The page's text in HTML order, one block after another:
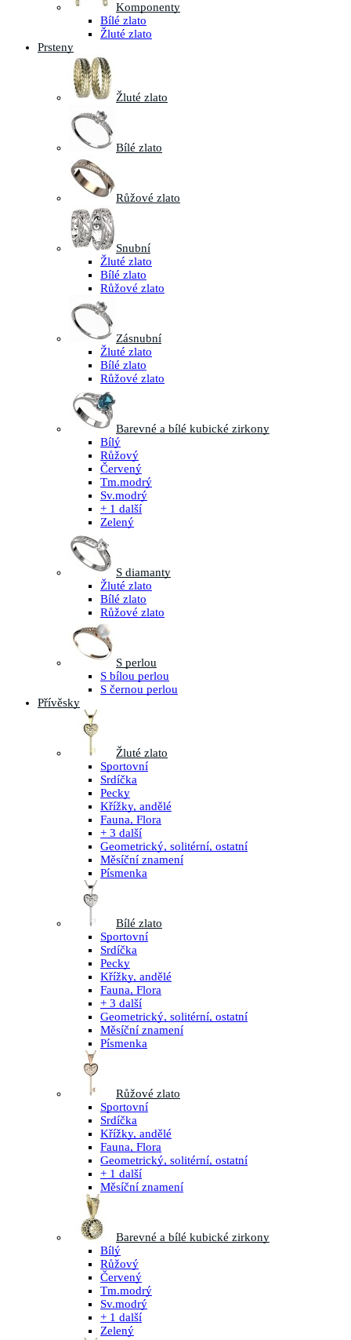
Komponenty
Bílé zlato
Žluté zlato
Prsteny
Žluté zlato
Bílé zlato
Růžové zlato
Snubní
Žluté zlato
Bílé zlato
Růžové zlato
Zásnubní
Žluté zlato
Bílé zlato
Růžové zlato
Barevné a bílé kubické zirkony
Bílý
Růžový
Červený
Tm.modrý
Sv.modrý
+ 1 další
Zelený
S diamanty
Žluté zlato
Bílé zlato
Růžové zlato
S perlou
S bílou perlou
S černou perlou
Přívěsky
Žluté zlato
Sportovní
Srdíčka
Pecky
Křížky, andělé
Fauna, Flora
+ 3 další
Geometrický, solitérní, ostatní
Měsíční znamení
Písmenka
Bílé zlato
Sportovní
Srdíčka
Pecky
Křížky, andělé
Fauna, Flora
+ 3 další
Geometrický, solitérní, ostatní
Měsíční znamení
Písmenka
Růžové zlato
Sportovní
Srdíčka
Křížky, andělé
Fauna, Flora
Geometrický, solitérní, ostatní
+ 1 další
Měsíční znamení
Barevné a bílé kubické zirkony
Bílý
Růžový
Červený
Tm.modrý
Sv.modrý
+ 1 další
Zelený